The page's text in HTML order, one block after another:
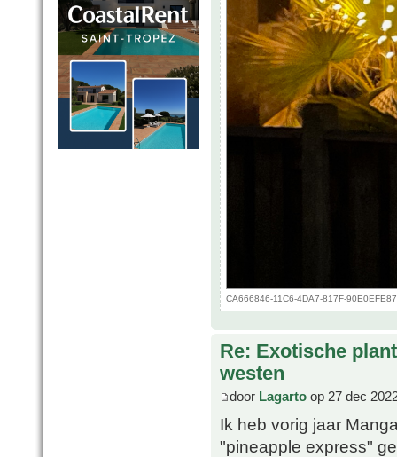
CA666846-11C6-4DA7-817F-
Re: Exotische
westen
door Lagarto op 27 dec
Ik heb vorig jaar
"pineapple express"